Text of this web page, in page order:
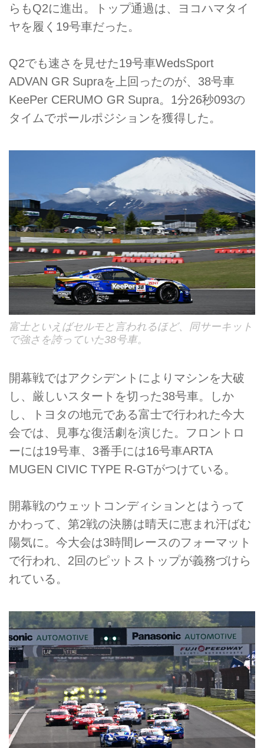
らもQ2に進出。トップ通過は、ヨコハマタイ
ヤを履く19号車だった。
Q2でも速さを見せた19号車WedsSport
ADVAN GR Supraを上回ったのが、38号車
KeePer CERUMO GR Supra。1分26秒093の
タイムでポールポジションを獲得した。
富士といえばセルモと言われるほど、同サーキット
で強さを誇っていた38号車。
開幕戦ではアクシデントによりマシンを大破
し、厳しいスタートを切った38号車。しか
し、トヨタの地元である富士で行われた今大
会では、見事な復活劇を演じた。フロントロ
ーには19号車、3番手には16号車ARTA
MUGEN CIVIC TYPE R-GTがつけている。
開幕戦のウェットコンディションとはうって
かわって、第2戦の決勝は晴天に恵まれ汗ばむ
陽気に。今大会は3時間レースのフォーマット
で行われ、2回のピットストップが義務づけら
れている。